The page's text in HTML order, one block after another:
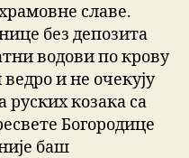
славе.
без депозита
водови по крову
и не очекују
руских козака са
Богородице
баш